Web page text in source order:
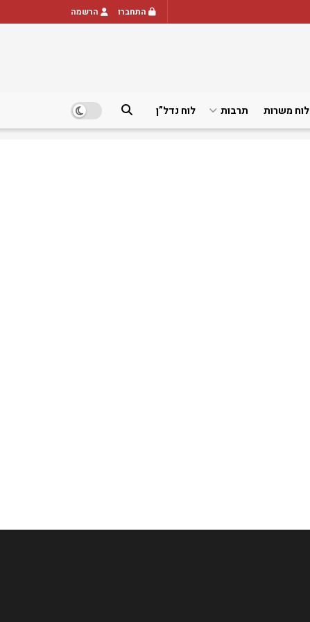
התחברו הרשמה
לוח משרות תרבות לוח נדל”ן